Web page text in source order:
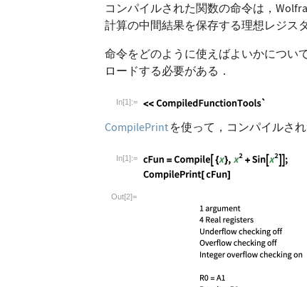
コンパイルされた関数の命令は，
計算の中間結果を保存する理想レジス
命令をどのように使えばよいかについ
ロードする必要がある．
In[1]:=
Wolfram Language code:
CompilePrint を使って，コンパイルさ
In[1]:=
Wolfram Language code:
Out[2]=